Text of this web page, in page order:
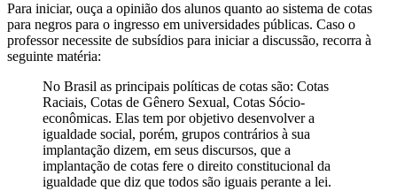
Para iniciar, ouça a opinião dos alunos quanto ao sistema de cotas
para negros para o ingresso em universidades públicas. Caso o
professor necessite de subsídios para iniciar a discussão, recorra à
seguinte matéria:
No Brasil as principais políticas de cotas são: Cotas
Raciais, Cotas de Gênero Sexual, Cotas Sócio-
econômicas. Elas tem por objetivo desenvolver a
igualdade social, porém, grupos contrários à sua
implantação dizem, em seus discursos, que a
implantação de cotas fere o direito constitucional da
igualdade que diz que todos são iguais perante a lei.